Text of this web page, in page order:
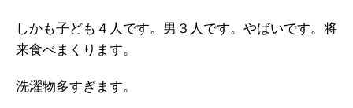
しかも子ども４人です。男３人です。やばいです。将
来食べまくります。
洗濯物多すぎます。